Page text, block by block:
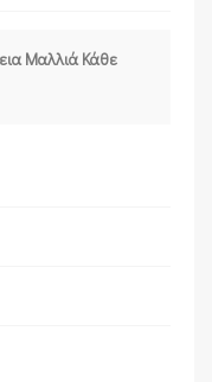
Μαλλιά Κάθε